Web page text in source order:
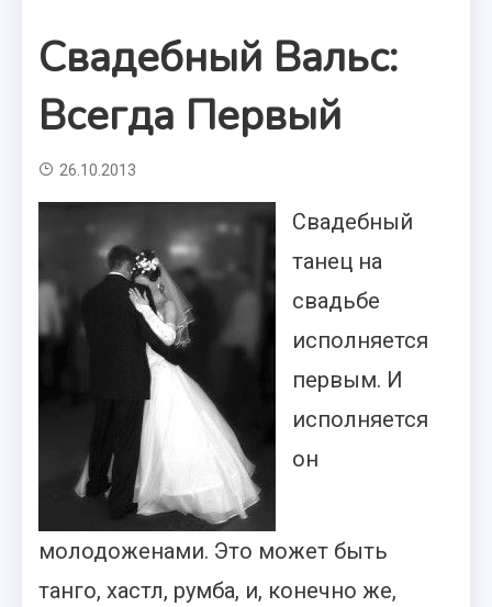
Свадебный Вальс:
Всегда Первый
26.10.2013
Свадебный
танец на
свадьбе
исполняется
первым. И
исполняется
он
молодоженами. Это может быть
танго, хастл, румба, и, конечно же,